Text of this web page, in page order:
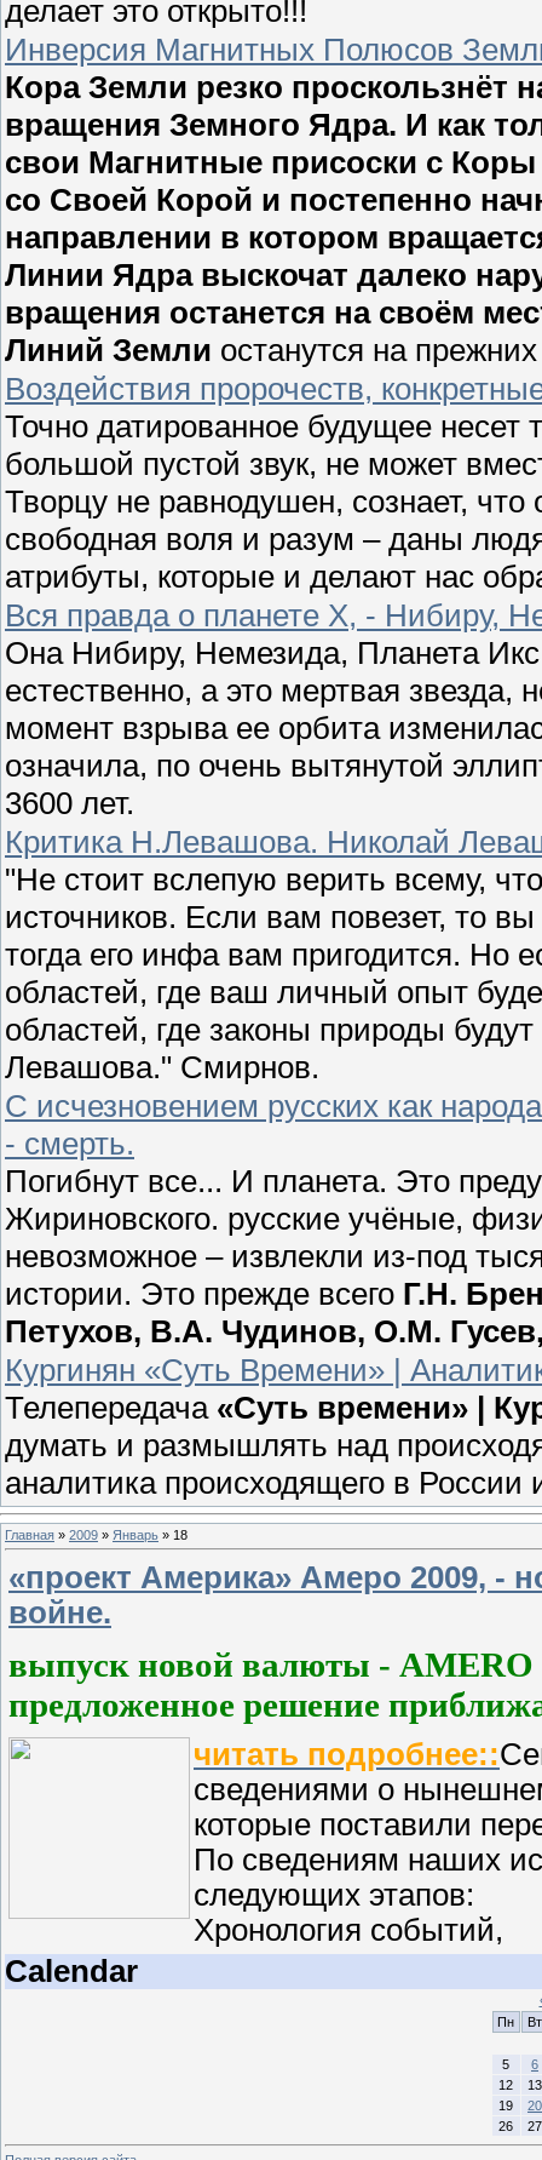
делает это открыто!!!
Инверсия Магнитных Полюсов
Кора Земли резко проскользнёт
вращения Земного Ядра. И как
свои Магнитные присоски с
со Своей Корой и постепенно
направлении в котором
Линии Ядра выскочат далеко
вращения останется на своём
Линий Земли останутся на
Воздействия пророчеств,
Точно датированное будущее несет
большой пустой звук, не может
Творцу не равнодушен, сознает,
свободная воля и разум – даны
атрибуты, которые и делают нас
Вся правда о планете Х, - Нибиру,
Она Нибиру, Немезида, Планета
естественно, а это мертвая звезда,
момент взрыва ее орбита
означила, по очень вытянутой
3600 лет.
Критика Н.Левашова. Николай
"Не стоит вслепую верить всему,
источников. Если вам повезет, то
тогда его инфа вам пригодится. Но
областей, где ваш личный опыт
областей, где законы природы
Левашова." Смирнов.
С исчезновением русских как
- смерть.
Погибнут все... И планета. Это
Жириновского. русские учёные,
невозможное – извлекли из-под
истории. Это прежде всего Г.Н.
Петухов, В.А. Чудинов, О.М.
Кургинян «Суть Времени» |
Телепередача «Суть времени» |
думать и размышлять над
аналитика происходящего в России
Главная » 2009 » Январь » 18
«проект Америка» Амеро 2009, -
войне.
выпуск новой валюты - AMERO
предложенное решение
читать подробнее::
сведениями о
которые поставили
По сведениям наших
следующих этапов:
Хронология событий,
Calendar
Пн
Вт
5
6
12
13
19
20
26
27